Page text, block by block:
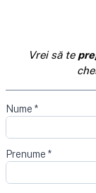
Vrei să te
Nume *
Prenume *